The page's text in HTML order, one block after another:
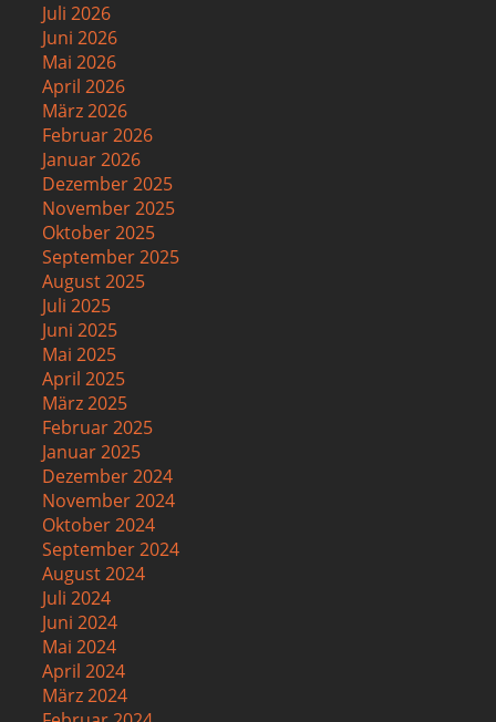
Juli 2026
Juni 2026
Mai 2026
April 2026
März 2026
Februar 2026
Januar 2026
Dezember 2025
November 2025
Oktober 2025
September 2025
August 2025
Juli 2025
Juni 2025
Mai 2025
April 2025
März 2025
Februar 2025
Januar 2025
Dezember 2024
November 2024
Oktober 2024
September 2024
August 2024
Juli 2024
Juni 2024
Mai 2024
April 2024
März 2024